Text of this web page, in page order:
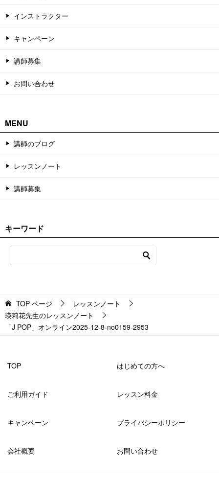
インストラクター
キャンペーン
講師募集
お問い合わせ
MENU
講師のブログ
レッスンノート
講師募集
キーワード
TOP ページ
レッスンノート
瑛莉花先生のレッスンノート
「J POP」オンライン2025-12-8-no0159-2953
TOP はじめての方へ
ご利用ガイド レッスン料金
キャンペーン プライバシーポリシー
会社概要 お問い合わせ